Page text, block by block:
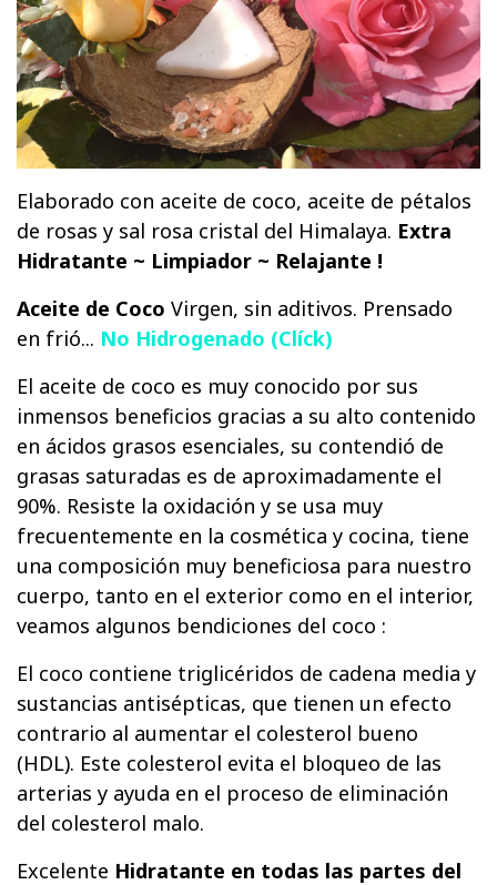
Elaborado con aceite de coco, aceite de pétalos
de rosas y sal rosa cristal del Himalaya. Extra
Hidratante ~ Limpiador ~ Relajante !
Aceite de Coco Virgen, sin aditivos. Prensado
en frió... No Hidrogenado (Clíck)
El aceite de coco es muy conocido por sus
inmensos beneficios gracias a su alto contenido
en ácidos grasos esenciales, su contendió de
grasas saturadas es de aproximadamente el
90%. Resiste la oxidación y se usa muy
frecuentemente en la cosmética y cocina, tiene
una composición muy beneficiosa para nuestro
cuerpo, tanto en el exterior como en el interior,
veamos algunos bendiciones del coco :
El coco contiene triglicéridos de cadena media y
sustancias antisépticas, que tienen un efecto
contrario al aumentar el colesterol bueno
(HDL). Este colesterol evita el bloqueo de las
arterias y ayuda en el proceso de eliminación
del colesterol malo.
Excelente Hidratante en todas las partes del